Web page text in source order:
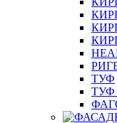
ТУФ
ТУФ